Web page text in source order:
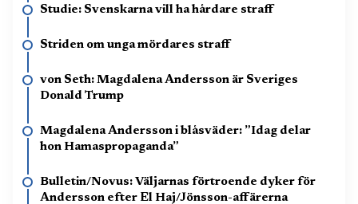
Studie: Svenskarna vill ha hårdare straff
Striden om unga mördares straff
von Seth: Magdalena Andersson är Sveriges
Donald Trump
Magdalena Andersson i blåsväder: ”Idag delar
hon Hamaspropaganda”
Bulletin/Novus: Väljarnas förtroende dyker för
Andersson efter El Haj/Jönsson-affärerna